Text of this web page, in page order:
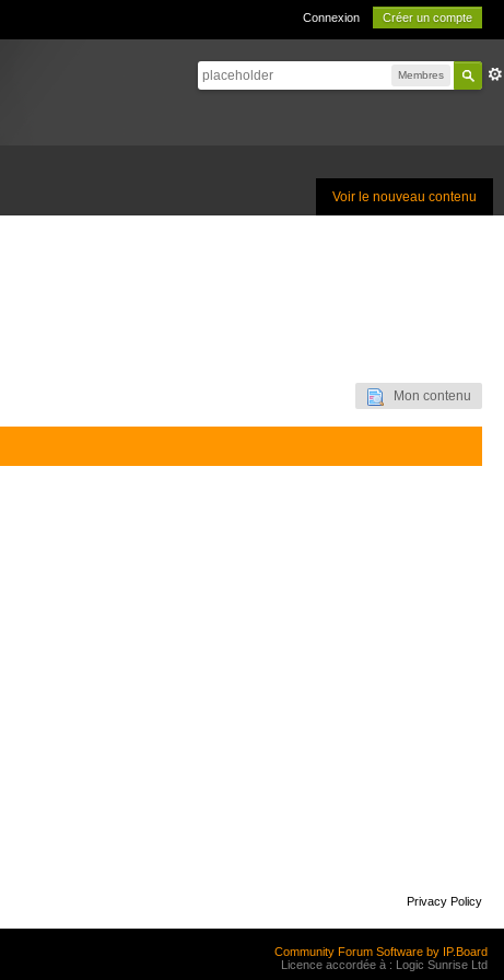
Connexion Créer un compte
Membres
Voir le nouveau contenu
Mon contenu
Privacy Policy
Community Forum Software by IP.Board
Licence accordée à : Logic Sunrise Ltd